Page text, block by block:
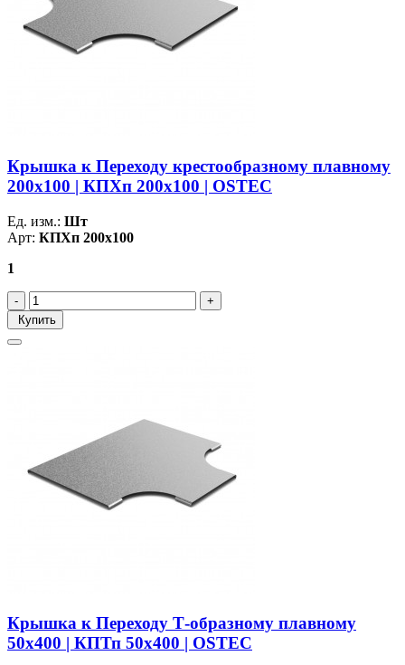
Крышка к Переходу крестообразному плавному
200х100 | КПХп 200х100 | OSTEC
Ед. изм.: Шт
Арт: КПХп 200х100
1
Купить
Крышка к Переходу Т-образному плавному
50х400 | КПТп 50х400 | OSTEC